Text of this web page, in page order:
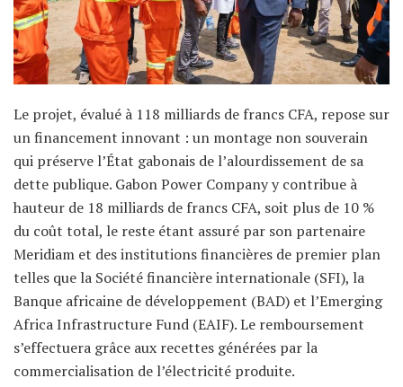
Le projet, évalué à 118 milliards de francs CFA, repose sur
un financement innovant : un montage non souverain
qui préserve l’État gabonais de l’alourdissement de sa
dette publique. Gabon Power Company y contribue à
hauteur de 18 milliards de francs CFA, soit plus de 10 %
du coût total, le reste étant assuré par son partenaire
Meridiam et des institutions financières de premier plan
telles que la Société financière internationale (SFI), la
Banque africaine de développement (BAD) et l’Emerging
Africa Infrastructure Fund (EAIF). Le remboursement
s’effectuera grâce aux recettes générées par la
commercialisation de l’électricité produite.